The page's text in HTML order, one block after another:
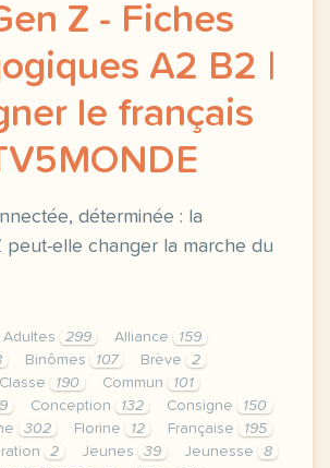
Z - Fiches
A2 B2 |
le français
déterminée : la
peut-elle changer la marche du
Adultes 299 Alliance
159
Binômes 107 Brève
2
Classe 190 Commun
101
Conception 132 Consigne
150
302 Florine 12 Française
195
2 Jeunes 39 Jeunesse
8